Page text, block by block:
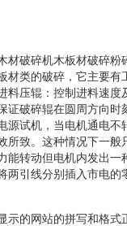
材破碎机木板材破碎
材类的破碎，它主要
料压辊：控制进料速
证破碎辊在圆周方向
源试机，当电机通电
所致。这种情况下一
能转动但电机内发出
两引线分别插入市电
示的网站的拼写和格